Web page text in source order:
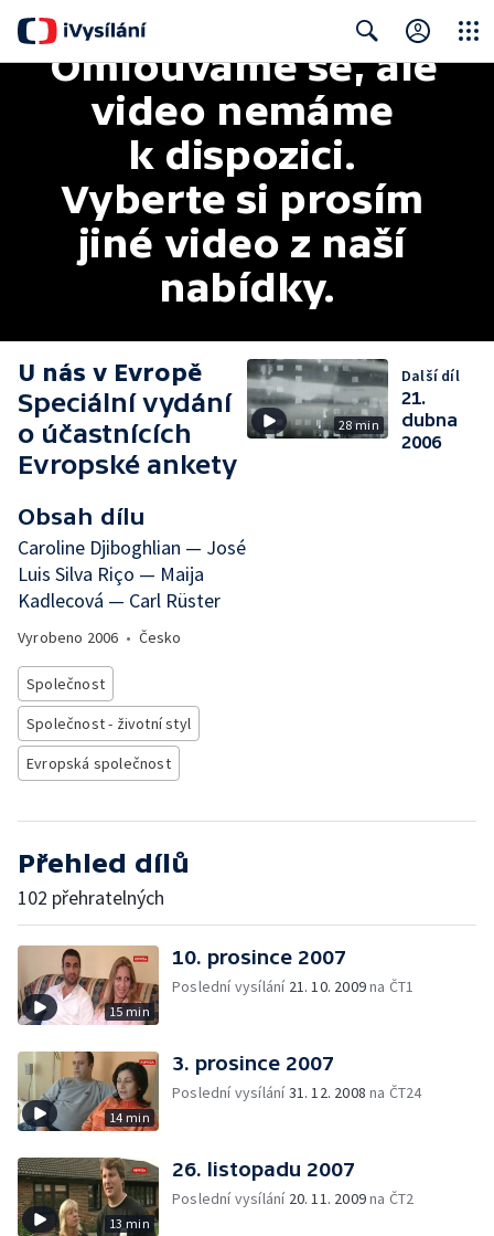
Search
Omlouváme se, ale
video nemáme
k dispozici.
Vyberte si prosím
jiné video z naší
nabídky.
U nás v Evropě
Speciální vydání
o účastnících
Evropské ankety
Obsah dílu
Caroline Djiboghlian — José
Luis Silva Riço — Maija
Kadlecová — Carl Rüster
Vyrobeno 2006 • Česko
Společnost
Společnost - životní styl
Evropská společnost
28 min
Další díl
21.
dubna
2006
Přehled dílů
102 přehratelných
15 min
10. prosince 2007
Poslední vysílání 21. 10. 2009na ČT1
14 min
3. prosince 2007
Poslední vysílání31. 12. 2008 na ČT24
13 min
26. listopadu 2007
Poslední vysílání 20. 11. 2009na ČT2